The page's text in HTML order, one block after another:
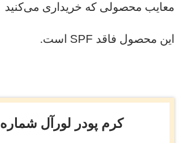
معایب محصولی که خریداری می‌کنید
این محصول فاقد SPF است.
کرم پودر لورآل شماره 102